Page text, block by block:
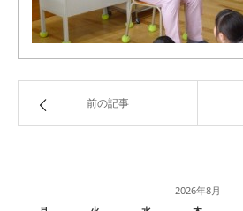
前の記事
2026年8月